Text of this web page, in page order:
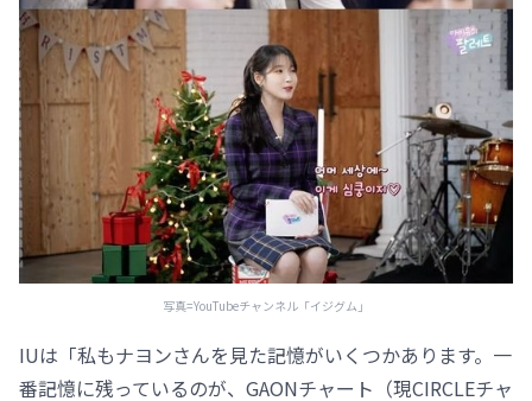
写真=YouTubeチャンネル「イジグム」
IUは「私もナヨンさんを見た記憶がいくつかあります。一
番記憶に残っているのが、GAONチャート（現CIRCLEチャ